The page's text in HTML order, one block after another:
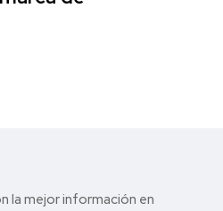
la mejor in formación en